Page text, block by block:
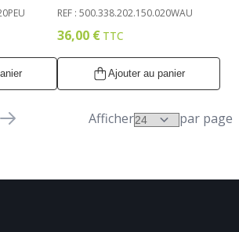
Acurata
REF : 500.338.202.150.020WAU
36,00 €
Ajouter au panier
la page
Page
Suivant Afficher par page